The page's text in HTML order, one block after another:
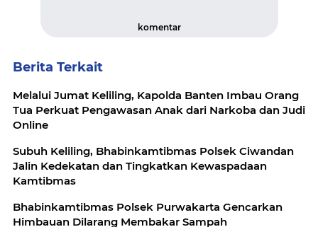
komentar
Berita Terkait
Melalui Jumat Keliling, Kapolda Banten Imbau Orang
Tua Perkuat Pengawasan Anak dari Narkoba dan Judi
Online
Subuh Keliling, Bhabinkamtibmas Polsek Ciwandan
Jalin Kedekatan dan Tingkatkan Kewaspadaan
Kamtibmas
Bhabinkamtibmas Polsek Purwakarta Gencarkan
Himbauan Dilarang Membakar Sampah